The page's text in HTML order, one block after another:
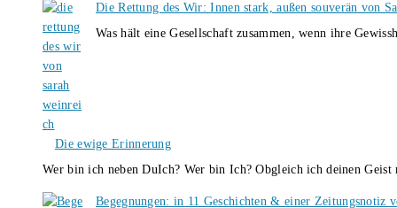
Die Rettung des Wir: Innen stark, außen souverän von
Was hält eine Gesellschaft zusammen, wenn ihre
Die ewige Erinnerung
Wer bin ich neben DuIch? Wer bin Ich? Obgleich ich deinen
Begegnungen: in 11 Geschichten & einer Zeitungsnotiz